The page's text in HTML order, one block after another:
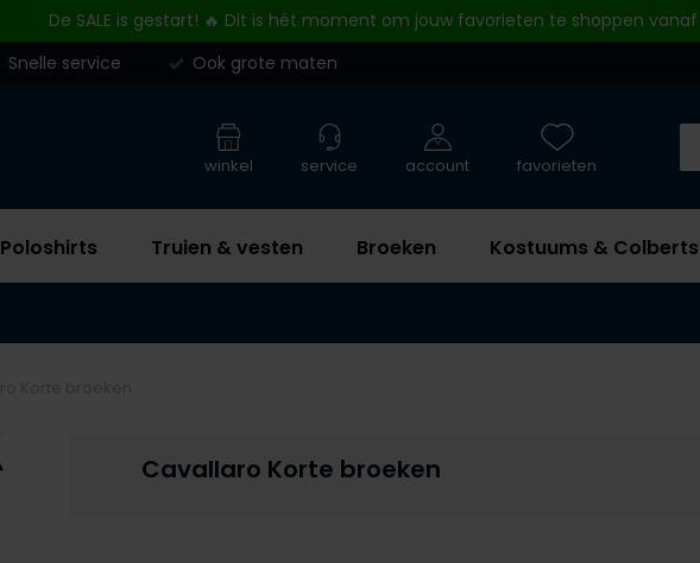
De SALE is gestart! 🔥 Dit is hét moment om jouw favorieten te shoppen vanaf
Snelle service Ook grote maten
Poloshirts Truien & vesten Broeken Kostuums & Colberts
winkel service account favorieten
Cavallaro Korte broeken